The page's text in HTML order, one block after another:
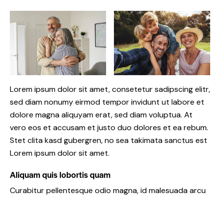
Lorem ipsum dolor sit amet, consetetur sadipscing elitr,
sed diam nonumy eirmod tempor invidunt ut labore et
dolore magna aliquyam erat, sed diam voluptua. At
vero eos et accusam et justo duo dolores et ea rebum.
Stet clita kasd gubergren, no sea takimata sanctus est
Lorem ipsum dolor sit amet.
Aliquam quis lobortis quam
Curabitur pellentesque odio magna, id malesuada arcu